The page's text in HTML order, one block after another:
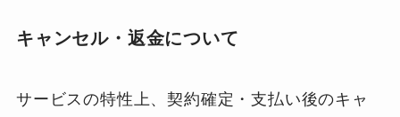
キャンセル・返金について
サービスの特性上、契約確定・支払い後のキャ